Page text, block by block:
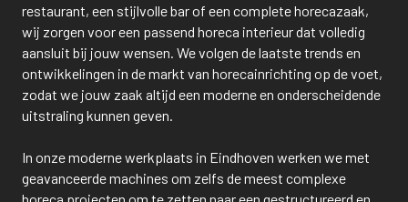
restaurant, een stijlvolle bar of een complete horecazaak,
wij zorgen voor een passend horeca interieur dat volledig
aansluit bij jouw wensen. We volgen de laatste trends en
ontwikkelingen in de markt van horecainrichting op de voet,
zodat we jouw zaak altijd een moderne en onderscheidende
uitstraling kunnen geven.
In onze moderne werkplaats in Eindhoven werken we met
geavanceerde machines om zelfs de meest complexe